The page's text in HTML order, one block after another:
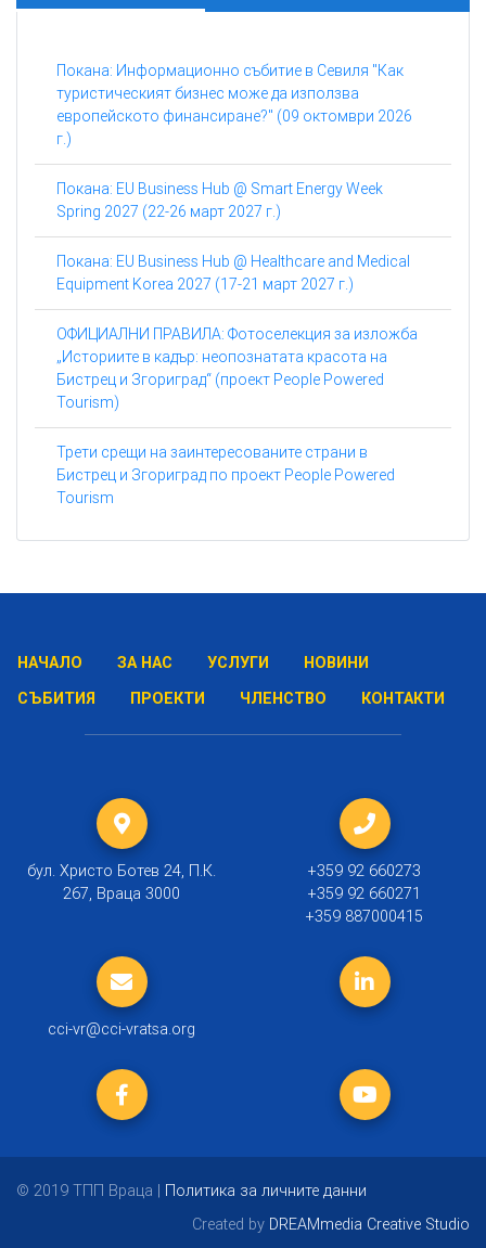
Покана: Информационно събитие в Севиля "Как
туристическият бизнес може да използва
европейското финансиране?" (09 октомври 2026
г.)
Покана: EU Business Hub @ Smart Energy Week
Spring 2027 (22-26 март 2027 г.)
Покана: EU Business Hub @ Healthcare and Medical
Equipment Korea 2027 (17-21 март 2027 г.)
ОФИЦИАЛНИ ПРАВИЛА: Фотоселекция за изложба
„Историите в кадър: неопознатата красота на
Бистрец и Згориград“ (проект People Powered
Tourism)
Трети срещи на заинтересованите страни в
Бистрец и Згориград по проект People Powered
Tourism
НАЧАЛО ЗА НАС УСЛУГИ
НОВИНИ
СЪБИТИЯ
ПРОЕКТИ ЧЛЕНСТВО КОНТАКТИ
бул. Христо Ботев 24, П.К.
267, Враца 3000
+359 92 660273
+359 92 660271
+359 887000415
cci-vr@cci-vratsa.org
© 2019 ТПП Враца | Политика за личните данни
Created by DREAMmedia Creative Studio